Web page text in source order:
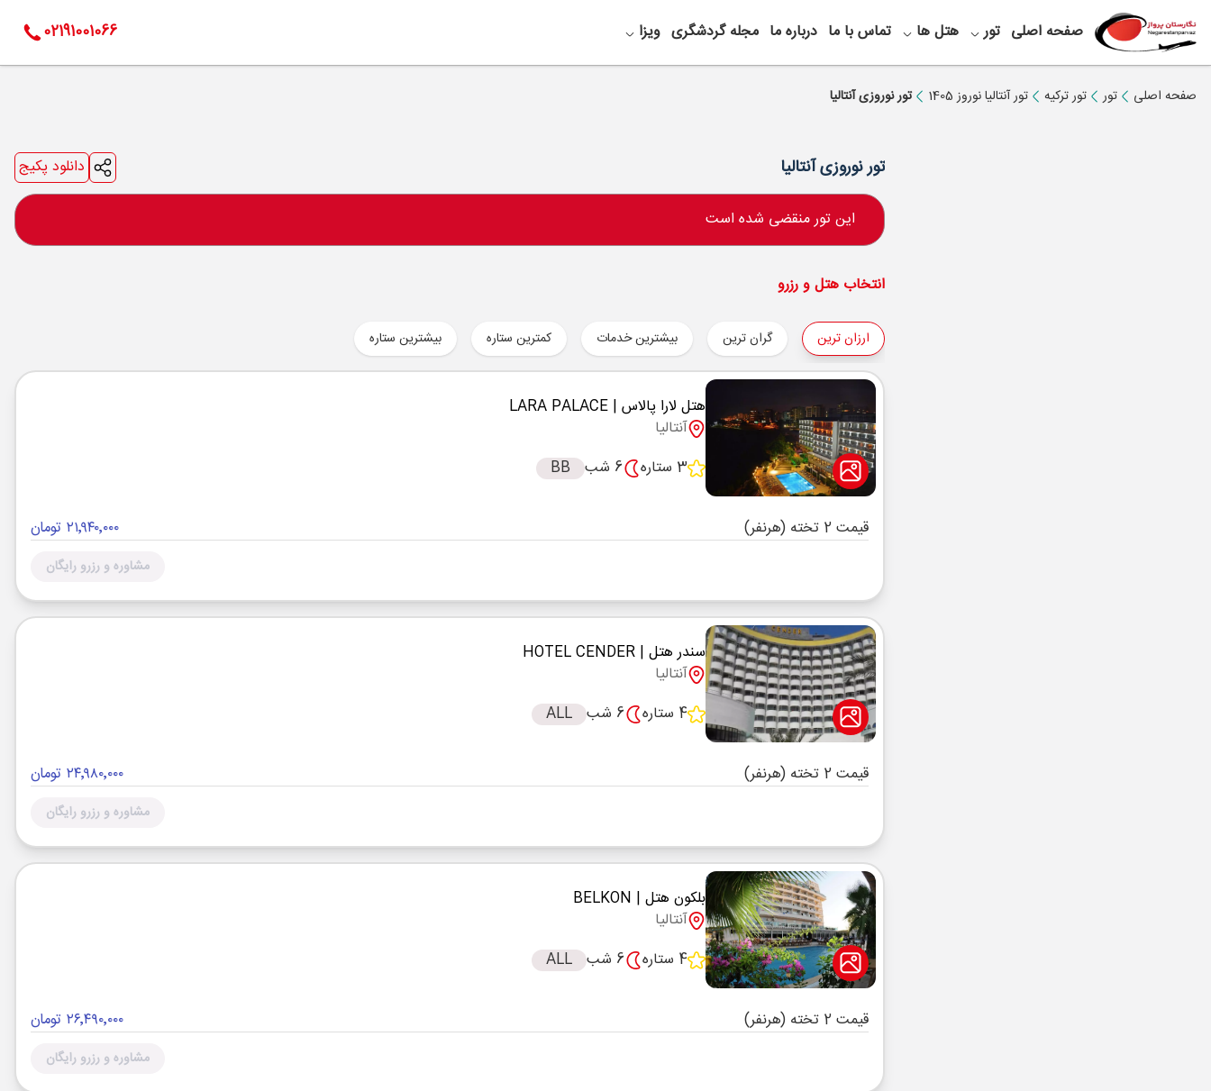
صفحه اصلی تور هتل ها تماس با ما درباره ما مجله گردشگری ویزا 02191001066
صفحه اصلی تور تور ترکیه تور آنتالیا نوروز 1405 تور نوروزی آنتالیا
تور نوروزی آنتالیا دانلود پکیج
این تور منقضی شده است
انتخاب هتل و رزرو
ارزان ترین گران ترین بیشترین خدمات کمترین ستاره بیشترین ستاره
هتل لارا پالاس | LARA PALACE
آنتالیا
3 ستاره
6 شب BB
قیمت 2 تخته (هرنفر) ۲۱٬۹۴۰٬۰۰۰ تومان
مشاوره و رزرو رایگان
سندر هتل | HOTEL CENDER
آنتالیا
4 ستاره
6 شب ALL
قیمت 2 تخته (هرنفر) ۲۴٬۹۸۰٬۰۰۰ تومان
مشاوره و رزرو رایگان
بلکون هتل | BELKON
آنتالیا
4 ستاره
6 شب ALL
قیمت 2 تخته (هرنفر) ۲۶٬۴۹۰٬۰۰۰ تومان
مشاوره و رزرو رایگان